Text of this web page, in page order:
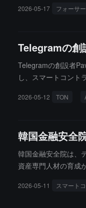
予定です。もし有罪
2026-05-17 フォーサ
Telegramの創
Telegramの創設者
し、スマートコント
います。
2026-05-12 TON
韓国金融安全
韓国金融安全院は、
資産専門人材の育成
運用の全プロセスを
2026-05-11 スマート